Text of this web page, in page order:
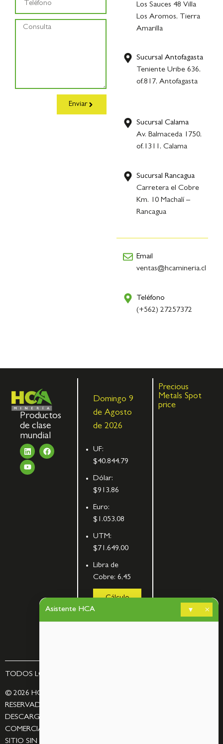
Asistente HCA ▾ ×
Enviar
Los Sauces 48 Villa
Los Aromos, Tierra
Amarilla
Sucursal Antofagasta
Teniente Uribe 636,
of.817, Antofagasta
Sucursal Calama
Av. Balmaceda 1750,
of.1311, Calama
Sucursal Rancagua
Carretera el Cobre
Km. 10 Machalí –
Rancagua
Email
ventas@hcamineria.cl
Teléfono
(+562) 27257372
Productos
de clase
mundial
Domingo 9
de Agosto
de 2026
UF:
$40.844,79
Dólar:
$913,86
Euro:
$1.053,08
UTM:
$71.649,00
Libra de
Cobre: 6,45
Cálculo
Precious
Metals Spot
price
TODOS LOS DERECHOS RESERVADOS – BY
© 2026 HCA MINERÍA SPA. TODOS LOS DERECHOS
RESERVADOS. QUEDA PROHIBIDA LA REPRODUCCIÓN,
DESCARGA, MODIFICACIÓN, DISTRIBUCIÓN O UTILIZACIÓN
COMERCIAL DE LAS IMÁGENES Y CONTENIDOS DE ESTE
SITIO SIN AUTORIZACIÓN PREVIA Y ESCRITA DE HCA